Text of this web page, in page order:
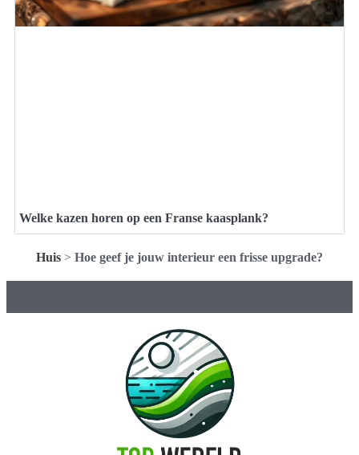
Welke kazen horen op een Franse kaasplank?
Huis > Hoe geef je jouw interieur een frisse upgrade?